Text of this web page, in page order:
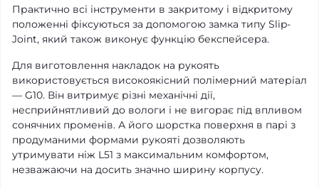
Практично всі інструменти в закритому і відкритому
положенні фіксуються за допомогою замка типу Slip-
Joint, який також виконує функцію бекспейсера.
Для виготовлення накладок на рукоять
використовується високоякісний полімерний матеріал
— G10. Він витримує різні механічні дії,
несприйнятливий до вологи і не вигорає під впливом
сонячних променів. А його шорстка поверхня в парі з
продуманими формами рукояті дозволяють
утримувати ніж L51 з максимальним комфортом,
незважаючи на досить значно ширину корпусу.